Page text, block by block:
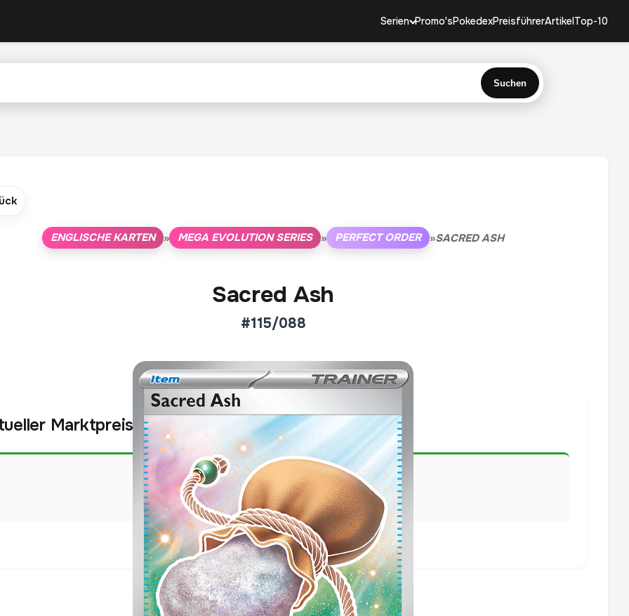
Serien Promo'sPokedexPreisführerArtikelTop-10
Suchen
ENGLISCHE KARTEN » MEGA EVOLUTION SERIES » PERFECT ORDER »SACRED ASH
Sacred Ash
#115/088
Marktpreis
€1,78
Holofoil
Preise werden täglich aktualisiert.